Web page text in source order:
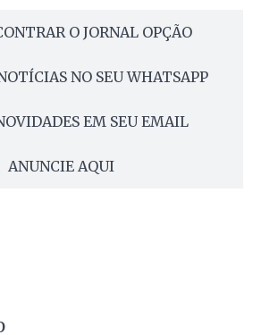
O JORNAL OPÇÃO
NO SEU WHATSAPP
EM SEU EMAIL
ANUNCIE AQUI